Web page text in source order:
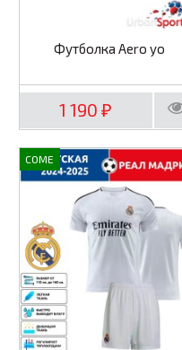
Футболка Aero yo
1 190₽
COME